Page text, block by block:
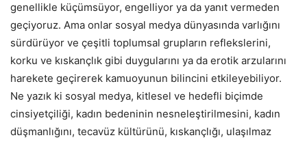
genellikle küçümsüyor, engelliyor ya da yanıt vermeden
geçiyoruz. Ama onlar sosyal medya dünyasında varlığını
sürdürüyor ve çeşitli toplumsal grupların reflekslerini,
korku ve kıskançlık gibi duygularını ya da erotik arzularını
harekete geçirerek kamuoyunun bilincini etkileyebiliyor.
Ne yazık ki sosyal medya, kitlesel ve hedefli biçimde
cinsiyetçiliği, kadın bedeninin nesneleştirilmesini, kadın
düşmanlığını, tecavüz kültürünü, kıskançlığı, ulaşılmaz